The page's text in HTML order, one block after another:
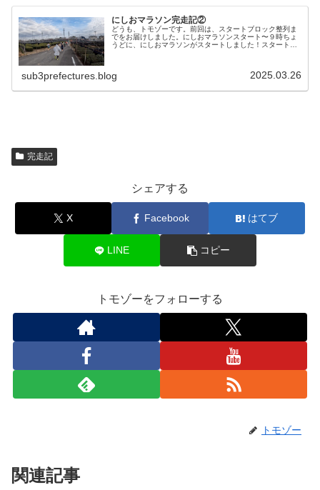
にしおマラソン完走記②
どうも、トモゾーです。前回は、スタートブロック整列ま
でをお届けしました。にしおマラソンスタート〜９時ちょ
うどに、にしおマラソンがスタートしました！スタートの
sub3prefectures.blog 2025.03.26
完走記
シェアする
X Facebook はてブ
LINE コピー
トモゾーをフォローする
トモゾー
関連記事